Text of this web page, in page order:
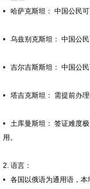
• 哈萨克斯坦： 中国公民
• 乌兹别克斯坦： 中国公民
• 吉尔吉斯斯坦： 中国公民
• 塔吉克斯坦： 需提前办
• 土库曼斯坦： 签证难度
用。
2. 语言：
• 各国以俄语为通用语，本